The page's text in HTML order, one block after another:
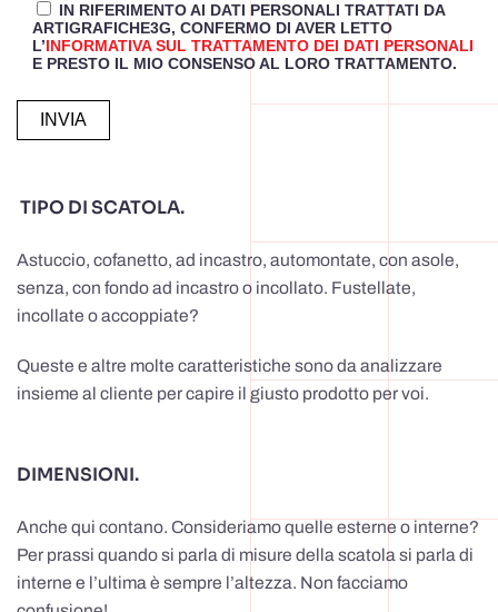
IN RIFERIMENTO AI DATI PERSONALI TRATTATI DA
ARTIGRAFICHE3G, CONFERMO DI AVER LETTO
L’INFORMATIVA SUL TRATTAMENTO DEI DATI PERSONALI
E PRESTO IL MIO CONSENSO AL LORO TRATTAMENTO.
TIPO DI SCATOLA.
Astuccio, cofanetto, ad incastro, automontate, con asole,
senza, con fondo ad incastro o incollato. Fustellate,
incollate o accoppiate?
Queste e altre molte caratteristiche sono da analizzare
insieme al cliente per capire il giusto prodotto per voi.
DIMENSIONI.
Anche qui contano. Consideriamo quelle esterne o interne?
Per prassi quando si parla di misure della scatola si parla di
interne e l’ultima è sempre l’altezza. Non facciamo